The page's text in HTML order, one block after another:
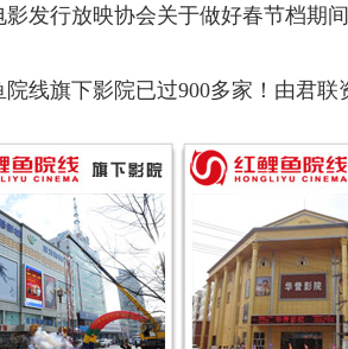
影发行放映协会关于做好春节档期
院线旗下影院已过900多家！由君联